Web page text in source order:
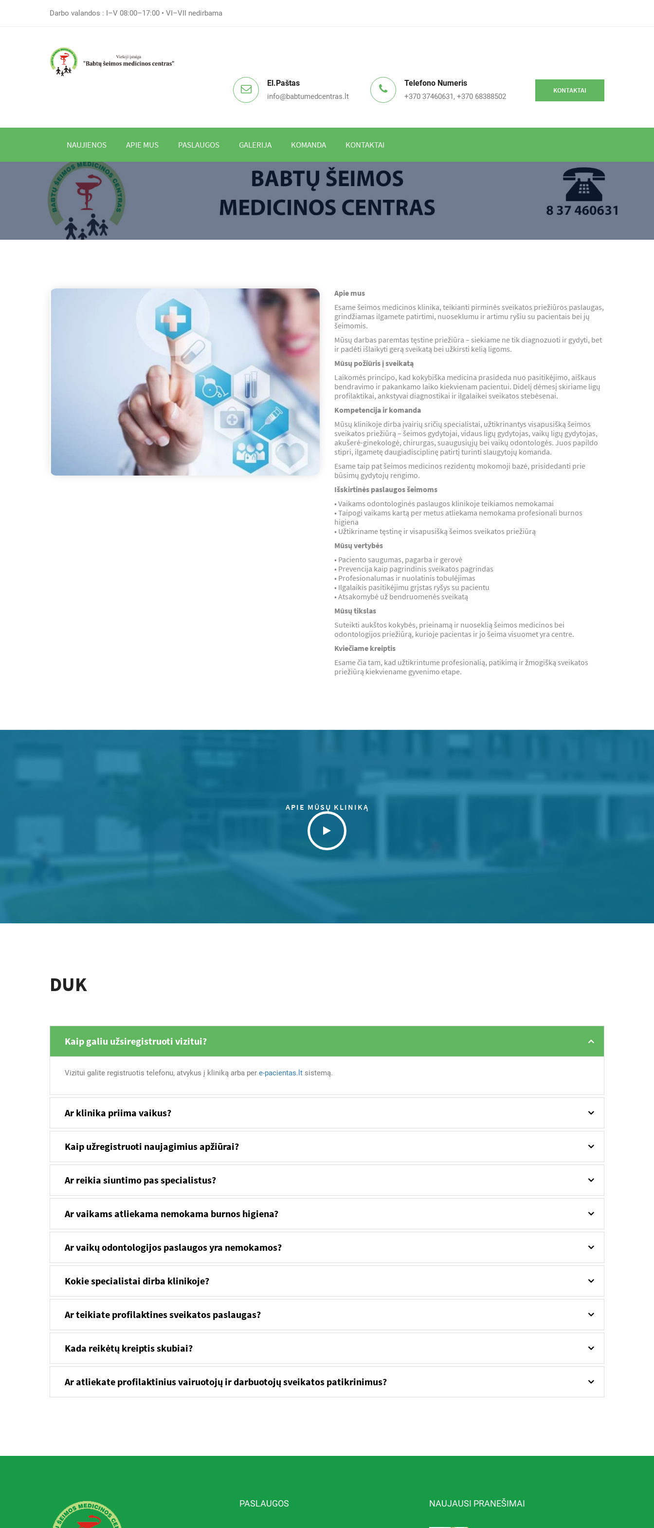
Darbo valandos : I–V 08:00–17:00 • VI–VII nedirbama
El.paštas
info@babtumedcentras.lt
Telefono Numeris
+370 37460631, +370 68388502
KONTAKTAI
NAUJIENOS APIE MUS PASLAUGOS GALERIJA KOMANDA KONTAKTAI
Apie mus
Esame šeimos medicinos klinika, teikianti pirminės sveikatos priežiūros paslaugas,
grindžiamas ilgamete patirtimi, nuoseklumu ir artimu ryšiu su pacientais bei jų
šeimomis.
Mūsų darbas paremtas tęstine priežiūra – siekiame ne tik diagnozuoti ir gydyti, bet
ir padėti išlaikyti gerą sveikatą bei užkirsti kelią ligoms.
Mūsų požiūris į sveikatą
Laikomės principo, kad kokybiška medicina prasideda nuo pasitikėjimo, aiškaus
bendravimo ir pakankamo laiko kiekvienam pacientui. Didelį dėmesį skiriame ligų
profilaktikai, ankstyvai diagnostikai ir ilgalaikei sveikatos stebėsenai.
Kompetencija ir komanda
Mūsų klinikoje dirba įvairių sričių specialistai, užtikrinantys visapusišką šeimos
sveikatos priežiūrą – šeimos gydytojai, vidaus ligų gydytojas, vaikų ligų gydytojas,
akušerė-ginekologė, chirurgas, suaugusiųjų bei vaikų odontologės. Juos papildo
stipri, ilgametę daugiadisciplinę patirtį turinti slaugytojų komanda.
Esame taip pat šeimos medicinos rezidentų mokomoji bazė, prisidedanti prie
būsimų gydytojų rengimo.
Išskirtinės paslaugos šeimoms
• Vaikams odontologinės paslaugos klinikoje teikiamos nemokamai
• Taipogi vaikams kartą per metus atliekama nemokama profesionali burnos
higiena
• Užtikriname tęstinę ir visapusišką šeimos sveikatos priežiūrą
Mūsų vertybės
• Paciento saugumas, pagarba ir gerovė
• Prevencija kaip pagrindinis sveikatos pagrindas
• Profesionalumas ir nuolatinis tobulėjimas
• Ilgalaikis pasitikėjimu grįstas ryšys su pacientu
• Atsakomybė už bendruomenės sveikatą
Mūsų tikslas
Suteikti aukštos kokybės, prieinamą ir nuoseklią šeimos medicinos bei
odontologijos priežiūrą, kurioje pacientas ir jo šeima visuomet yra centre.
Kviečiame kreiptis
Esame čia tam, kad užtikrintume profesionalią, patikimą ir žmogišką sveikatos
priežiūrą kiekviename gyvenimo etape.
APIE MŪSŲ KLINIKĄ
DUK
Kaip galiu užsiregistruoti vizitui?
Vizitui galite registruotis telefonu, atvykus į kliniką arba per e-pacientas.lt sistemą.
Ar klinika priima vaikus?
Kaip užregistruoti naujagimius apžiūrai?
Ar reikia siuntimo pas specialistus?
Ar vaikams atliekama nemokama burnos higiena?
Ar vaikų odontologijos paslaugos yra nemokamos?
Kokie specialistai dirba klinikoje?
Ar teikiate profilaktines sveikatos paslaugas?
Kada reikėtų kreiptis skubiai?
Ar atliekate profilaktinius vairuotojų ir darbuotojų sveikatos patikrinimus?
PASLAUGOS NAUJAUSI PRANEŠIMAI